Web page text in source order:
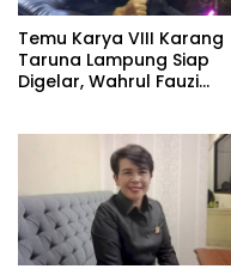
Temu Karya VIII Karang
Taruna Lampung Siap
Digelar, Wahrul Fauzi